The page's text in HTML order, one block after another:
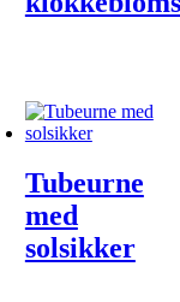
Tubeurne
med
solsikker